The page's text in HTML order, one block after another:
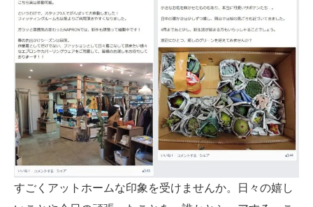
すごくアットホームな印象を受けませんか。日々の嬉し